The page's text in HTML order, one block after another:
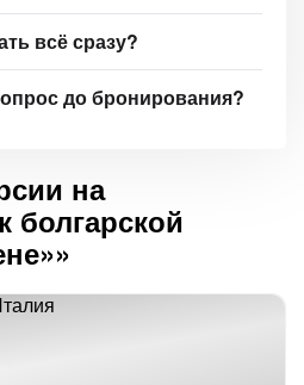
всё сразу?
до бронирования?
на
болгарской